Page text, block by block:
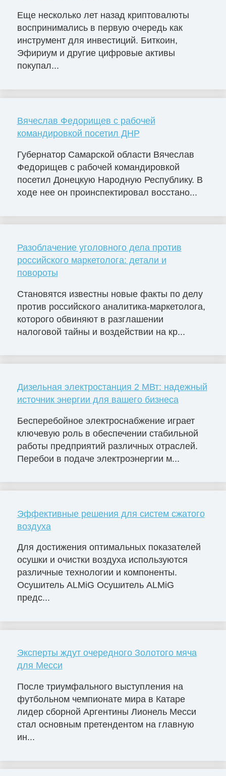
Еще несколько лет назад криптовалюты
воспринимались в первую очередь как
инструмент для инвестиций. Биткоин,
Эфириум и другие цифровые активы
покупал...
Вячеслав Федорищев с рабочей
командировкой посетил ДНР
Губернатор Самарской области Вячеслав
Федорищев с рабочей командировкой
посетил Донецкую Народную Республику. В
ходе нее он проинспектировал восстано...
Разоблачение уголовного дела против
российского маркетолога: детали и
повороты
Становятся известны новые факты по делу
против российского аналитика-маркетолога,
которого обвиняют в разглашении
налоговой тайны и воздействии на кр...
Дизельная электростанция 2 МВт: надежный
источник энергии для вашего бизнеса
Бесперебойное электроснабжение играет
ключевую роль в обеспечении стабильной
работы предприятий различных отраслей.
Перебои в подаче электроэнергии м...
Эффективные решения для систем сжатого
воздуха
Для достижения оптимальных показателей
осушки и очистки воздуха используются
различные технологии и компоненты.
Осушитель ALMiG Осушитель ALMiG
предс...
Эксперты ждут очередного Золотого мяча
для Месси
После триумфального выступления на
футбольном чемпионате мира в Катаре
лидер сборной Аргентины Лионель Месси
стал основным претендентом на главную
ин...